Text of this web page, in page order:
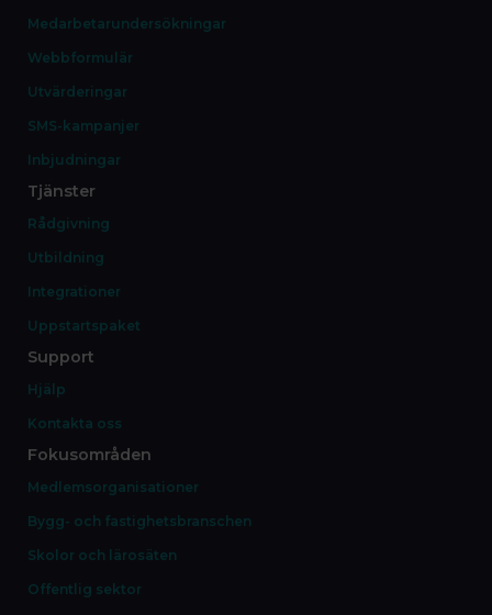
Medarbetarundersökningar
Webbformulär
Utvärderingar
SMS-kampanjer
Inbjudningar
Tjänster
Rådgivning
Utbildning
Integrationer
Uppstartspaket
Support
Hjälp
Kontakta oss
Fokusområden
Medlemsorganisationer
Bygg- och fastighetsbranschen
Skolor och lärosäten
Offentlig sektor